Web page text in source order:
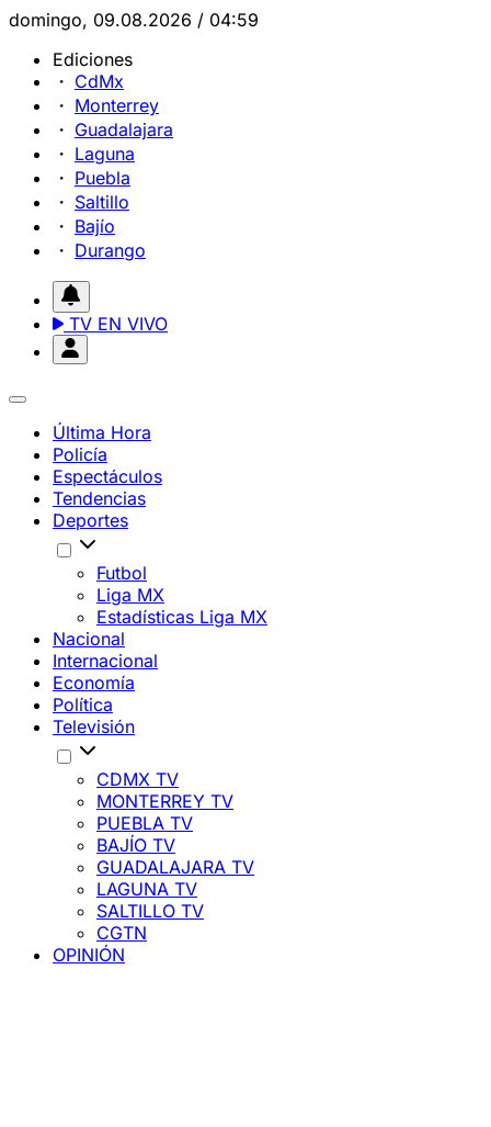
domingo, 09.08.2026 / 04:59
Ediciones
CdMx
Monterrey
Guadalajara
Laguna
Puebla
Saltillo
Bajío
Durango
TV EN VIVO
Última Hora
Policía
Espectáculos
Tendencias
Deportes
Futbol
Liga MX
Estadísticas Liga MX
Nacional
Internacional
Economía
Política
Televisión
CDMX TV
MONTERREY TV
PUEBLA TV
BAJÍO TV
GUADALAJARA TV
LAGUNA TV
SALTILLO TV
CGTN
OPINIÓN